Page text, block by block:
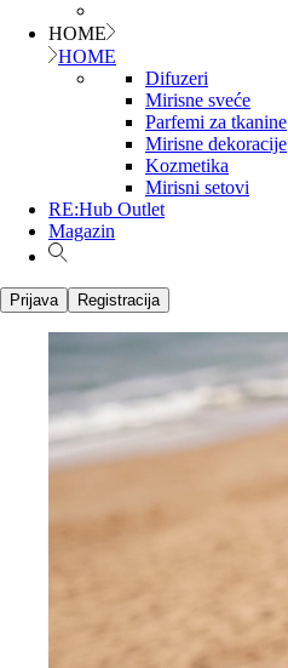
HOME
HOME
Difuzeri
Mirisne sveće
Parfemi za tkanine
Mirisne dekoracije
Kozmetika
Mirisni setovi
RE:Hub Outlet
Magazin
Prijava Registracija